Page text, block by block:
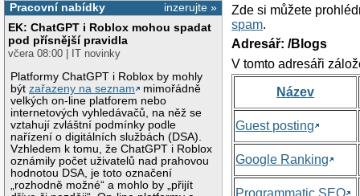
inzerujte »
Pracovní nabídky
EK: ChatGPT i Roblox mohou spadat
pod přísnější pravidla
včera 08:00 | IT novinky
Platformy ChatGPT i Roblox by mohly
býtzařazeny na seznam
mimořádně
velkých on-line platforem nebo
internetových vyhledávačů, na něž se
vztahují zvláštní podmínky podle
nařízení o digitálních službách (DSA).
Vzhledem k tomu, že ChatGPT i Roblox
oznámily počet uživatelů nad prahovou
hodnotou DSA, je toto označení
„rozhodně možné“ a mohlo by „přijít
Zde si můžete
spam.
Adresář: /Blogs
V tomto adresáři
Název
Guest posting
Google Ranking
Programmatic SEO